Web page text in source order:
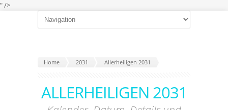
" />
Home 2031 Allerheiligen 2031
ALLERHEILIGEN 2031